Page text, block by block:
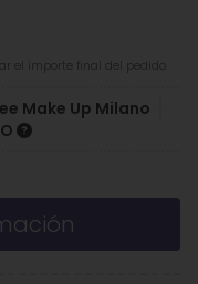
el importe final del pedido.
Make Up Milano